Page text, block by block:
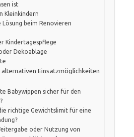
ist
Kleinkindern
beim Renovieren
Kindertagespflege
Dekoablage
Einsatzmöglichkeiten
Babywippen sicher für den
richtige Gewichtslimit für eine
oder Nutzung von